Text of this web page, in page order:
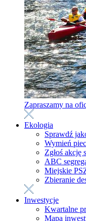
Zapraszamy na
Ekologia
Sprawdź
Wymień
Zgłoś akcję
ABC
Miejskie
Zbieranie
Inwestycje
Kwartalne
Mapa